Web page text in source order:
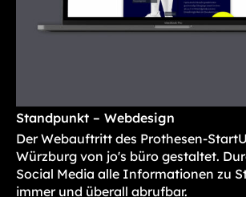
Standpunkt – Webdesign
Der Webauftritt des Prothesen-
Würzburg von jo's büro gestaltet.
Social Media alle Informationen zu
immer und überall abrufbar.